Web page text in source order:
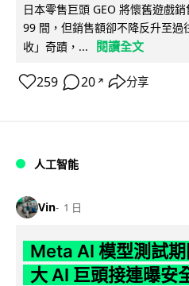
日本零售巨頭 GEO 將懷舊遊戲
99 間，但銷售額卻不降反升至過
收」奇蹟，...
閱讀全文
259 20 ↗ 分享
人工智能
Vin 1 日
Meta AI 模型測試
大 AI 巨頭接連曝安